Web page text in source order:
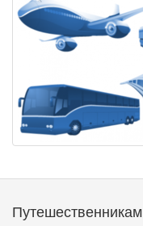
Путешественникам